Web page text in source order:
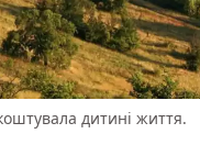
дитині життя.